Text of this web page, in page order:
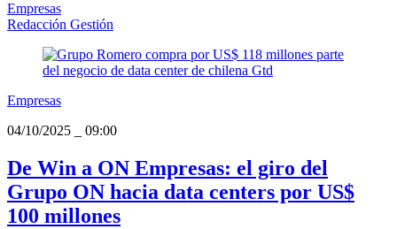
Empresas
Redacción Gestión
Empresas
04/10/2025
09:00
De Win a ON Empresas: el giro del
Grupo ON hacia data centers por US$
100 millones